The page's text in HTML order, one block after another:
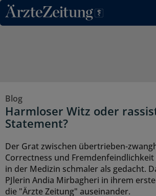
Direkt zum Inhaltsbereich
Blog
Harmloser Witz oder
Statement?
Der Grat zwischen übertrieben-
Correctness und
in der Medizin schmaler als gedacht.
PJlerin Andia Mirbagheri in ihrem
die "Ärzte Zeitung" auseinander.